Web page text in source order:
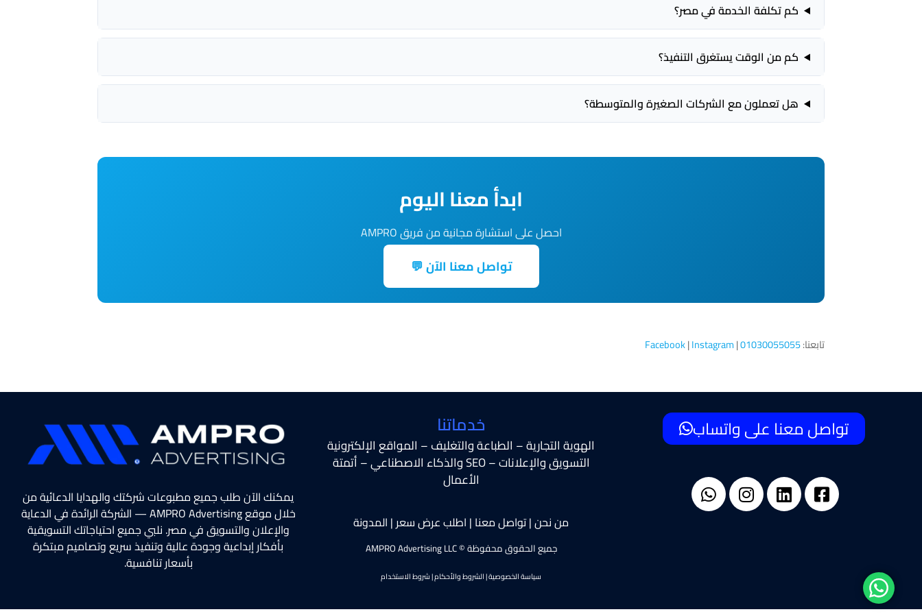
كم تكلفة الخدمة في مصر؟
كم من الوقت يستغرق التنفيذ؟
هل تعملون مع الشركات الصغيرة والمتوسطة؟
ابدأ معنا اليوم
احصل على استشارة مجانية من فريق AMPRO
تواصل معنا الآن 💬
تابعنا: Facebook|Instagram|01030055055
تواصل معنا على واتساب خدماتنا
الهوية التجارية – الطباعة والتغليف – المواقع الإلكترونية
التسويق والإعلانات – SEO والذكاء الاصطناعي – أتمتة
الأعمال
من نحن|تواصل معنا | اطلب عرض سعر | المدونة
جميع الحقوق محفوظة © AMPRO Advertising LLC
سياسة الخصوصية|الشروط والأحكام|شروط الاستخدام
يمكنك الآن طلب جميع مطبوعات شركتك والهدايا الدعائية من
خلال موقع AMPRO Advertising — الشركة الرائدة في الدعاية
والإعلان والتسويق في مصر. نلبي جميع احتياجاتك التسويقية
بأفكار إبداعية وجودة عالية وتنفيذ سريع وتصاميم مبتكرة
بأسعار تنافسية.